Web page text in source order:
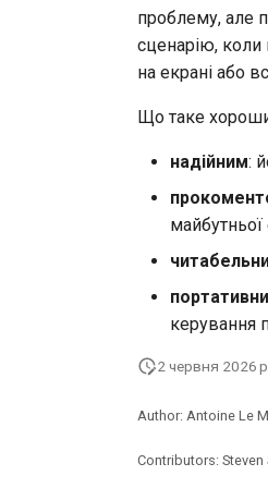
проблему, але
сценарію,
на екрані або
Що таке
надійним:
керування
2 червня 2026 р.
Author: Antoine Le
Contributors: Steven